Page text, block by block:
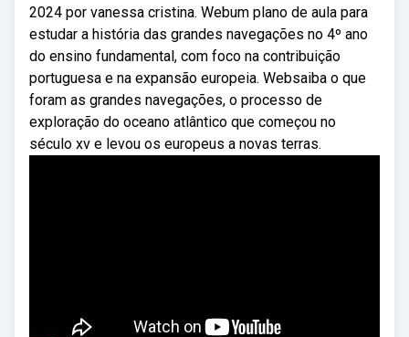
2024 por vanessa cristina. Webum plano de aula para
estudar a história das grandes navegações no 4º ano
do ensino fundamental, com foco na contribuição
portuguesa e na expansão europeia. Websaiba o que
foram as grandes navegações, o processo de
exploração do oceano atlântico que começou no
século xv e levou os europeus a novas terras.